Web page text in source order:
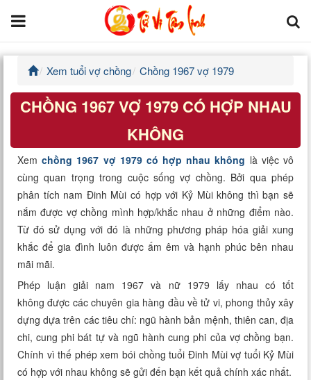
Trang chủ
Tử Vi Đẩu Số
Tử Vi 12 Con Giáp
Phong thủy
Kinh Dịch
Văn Hoa Tâm linh
Xem ngày
Xem tuổi
Xem bói
Xem tuổi vợ chồng Chồng 1967 vợ 1979
CHỒNG 1967 VỢ 1979 CÓ HỢP NHAU
KHÔNG
Xem chồng 1967 vợ 1979 có hợp nhau không là việc vô
cùng quan trọng trong cuộc sống vợ chồng. Bởi qua phép
phân tích nam Đinh Mùi có hợp với Kỷ Mùi không thì bạn sẽ
nắm được vợ chồng mình hợp/khắc nhau ở những điểm nào.
Từ đó sử dụng với đó là những phương pháp hóa giải xung
khắc để gia đình luôn được ấm êm và hạnh phúc bên nhau
mãi mãi.
Phép luận giải nam 1967 và nữ 1979 lấy nhau có tốt
không được các chuyên gia hàng đầu về tử vi, phong thủy xây
dựng dựa trên các tiêu chí: ngũ hành bản mệnh, thiên can, địa
chi, cung phi bát tự và ngũ hành cung phi của vợ chồng bạn.
Chính vì thế phép xem bói chồng tuổi Đinh Mùi vợ tuổi Kỷ Mùi
có hợp với nhau không sẽ gửi đến bạn kết quả chính xác nhất.